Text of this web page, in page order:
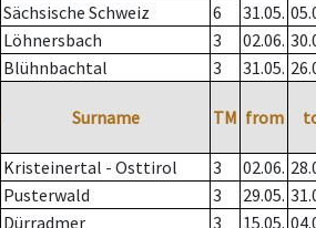
Sächsische Schweiz 6 31.05.
Löhnersbach 3 02.06.
Blühnbachtal 3 31.05.
Surname TM from
Kristeinertal - Osttirol 3 02.06.
Pusterwald 3 29.05.
Dürradmer 3 15.05.